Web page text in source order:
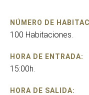
NÚMERO DE
100 Habitaciones.
HORA DE ENTRADA:
15:00h.
HORA DE SALIDA: